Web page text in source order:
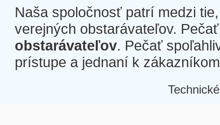
Naša spoločnosť patrí medzi
verejných obstarávateľov.
obstarávateľov. Pečať
prístupe a jednaní k